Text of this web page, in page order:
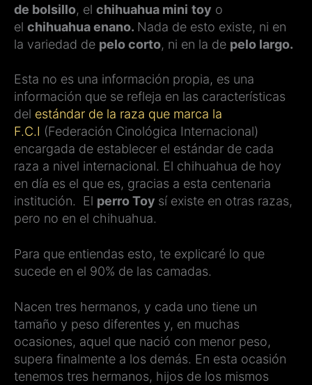
de bolsillo, el chihuahua mini toy o
el chihuahua enano. Nada de esto existe, ni en
la variedad de pelo corto, ni en la de pelo largo.
Esta no es una información propia, es una
información que se refleja en las características
del estándar de la raza que marca la
F.C.I (Federación Cinológica Internacional)
encargada de establecer el estándar de cada
raza a nivel internacional. El chihuahua de hoy
en día es el que es, gracias a esta centenaria
institución. El perro Toy sí existe en otras razas,
pero no en el chihuahua.
Para que entiendas esto, te explicaré lo que
sucede en el 90% de las camadas.
Nacen tres hermanos, y cada uno tiene un
tamaño y peso diferentes y, en muchas
ocasiones, aquel que nació con menor peso,
supera finalmente a los demás. En esta ocasión
tenemos tres hermanos, hijos de los mismos